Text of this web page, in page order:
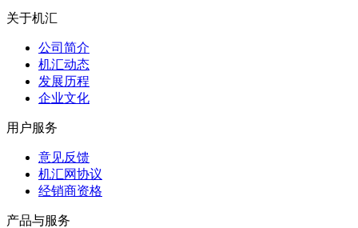
关于机汇
公司简介
机汇动态
发展历程
企业文化
用户服务
意见反馈
机汇网协议
经销商资格
产品与服务